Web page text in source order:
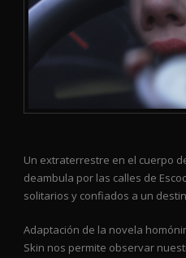
Un extraterrestre en el cuerpo
deambula por las calles de
solitarios y confiados a un
Adaptación de la novela
Skin nos permite observar